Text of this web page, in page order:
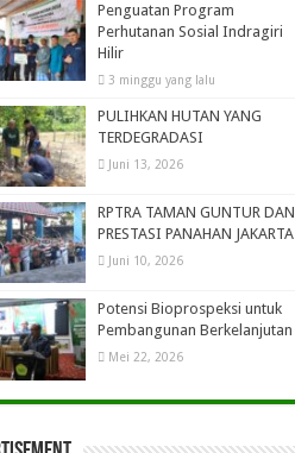
Penguatan Program
Perhutanan Sosial Indragiri
Hilir
3 minggu yang lalu
PULIHKAN HUTAN YANG
TERDEGRADASI
Juni 13, 2026
RPTRA TAMAN GUNTUR DAN
PRESTASI PANAHAN JAKARTA
Juni 10, 2026
Potensi Bioprospeksi untuk
Pembangunan Berkelanjutan
Mei 22, 2026